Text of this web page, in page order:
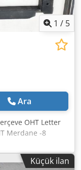
1 / 5
Ara
OHT Letter
Merdane -8
-1 Çerçeve KSB
Silindir -1
ile Online-Video-
Küçük ilan